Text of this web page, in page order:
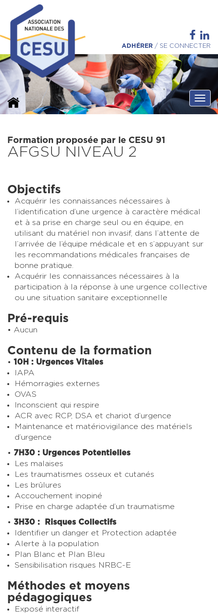
ADHÉRER / SE CONNECTER
Formation proposée par le CESU 91
AFGSU NIVEAU 2
Objectifs
Acquérir les connaissances nécessaires à
l’identification d’une urgence à caractère médical
et à sa prise en charge seul ou en équipe, en
utilisant du matériel non invasif, dans l’attente de
l’arrivée de l’équipe médicale et en s’appuyant sur
les recommandations médicales françaises de
bonne pratique.
Acquérir les connaissances nécessaires à la
participation à la réponse à une urgence collective
ou une situation sanitaire exceptionnelle
Pré-requis
Aucun
Contenu de la formation
10H : Urgences Vitales
IAPA
Hémorragies externes
OVAS
Inconscient qui respire
ACR avec RCP, DSA et chariot d’urgence
Maintenance et matériovigilance des matériels
d’urgence
7H30 : Urgences Potentielles
Les malaises
Les traumatismes osseux et cutanés
Les brûlures
Accouchement inopiné
Prise en charge adaptée d’un traumatisme
3H30 : Risques Collectifs
Identifier un danger et Protection adaptée
Alerte à la population
Plan Blanc et Plan Bleu
Sensibilisation risques NRBC-E
Méthodes et moyens
pédagogiques
Exposé interactif